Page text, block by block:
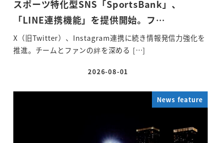
スポーツ特化型SNS「SportsBank」、
「LINE連携機能」を提供開始。フ…
X（旧Twitter）、Instagram連携に続き情報発信力強化を
推進。チームとファンの絆を深める […]
投稿日
2026-08-01
News feature